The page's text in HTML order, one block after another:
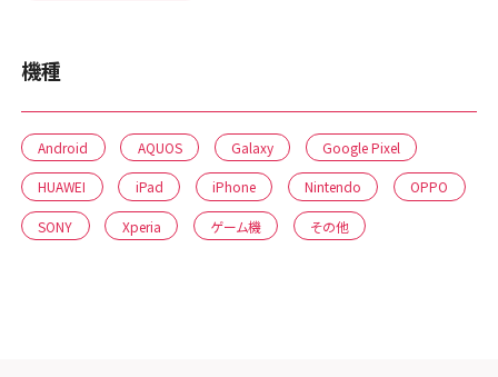
機種
Android AQUOS Galaxy Google Pixel
HUAWEI iPad iPhone Nintendo OPPO
SONY Xperia ゲーム機 その他